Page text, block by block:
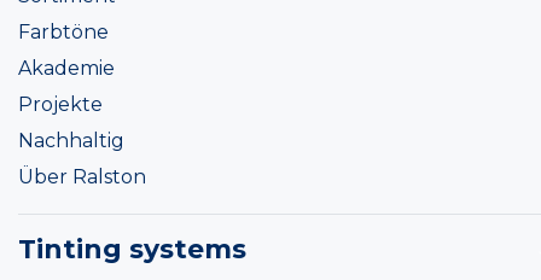
Farbtöne
Akademie
Projekte
Nachhaltig
Über Ralston
Tinting systems